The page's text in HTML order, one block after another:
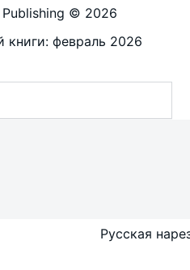
Publishing © 2026
февраль 2026